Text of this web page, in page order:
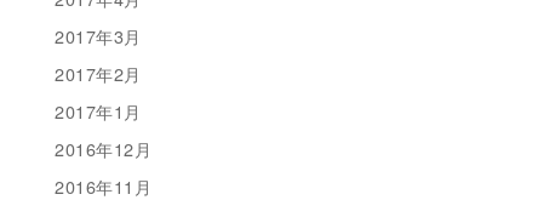
2017年3月
2017年2月
2017年1月
2016年12月
2016年11月